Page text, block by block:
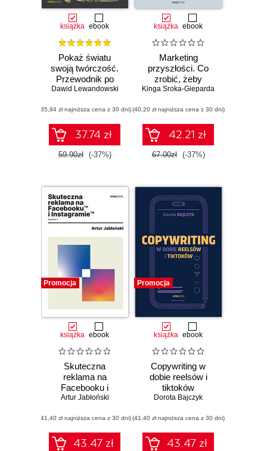
książka ebook
Pokaż światu
swoją twórczość.
Przewodnik po
budowaniu marki
mediach
Dawid Lewandowski
(35,94 zł najniższa cena z 30 dni)
37.74 zł
59.90zł (-37%)
książka ebook
Marketing
przyszłości. Co
zrobić, żeby
sztuczna
Ciebie
zawodowym
wsparciem, a nie
zagrożeniem
Kinga Sroka-Gieparda
(40,20 zł najniższa cena z 30 dni)
42.21 zł
67.00zł (-37%)
Promocja
książka ebook
Skuteczna
reklama na
Facebooku i
Instagramie.
Artur Jabłoński
(41,40 zł najniższa cena z 30 dni)
43.47 zł
Promocja
książka ebook
Copywriting w
dobie reelsów i
tiktoków
Dorota Bajczyk
(41,40 zł najniższa cena z 30 dni)
43.47 zł